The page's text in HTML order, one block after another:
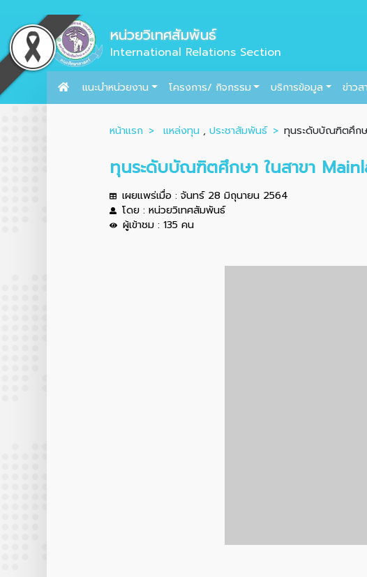
หน่วยวิเทศสัมพันธ์
International Relations Section
แนะนำหน่วยงาน โครงการ/ กิจกรรม บริการข้อมูล ข่าวส
หน้าแรก แหล่งทุน ,ประชาสัมพันธ์ ทุนระดับบัณฑิตศึกษ
ทุนระดับบัณฑิตศึกษา ในสาขา
เผยแพร่เมื่อ : จันทร์ 28 มิถุนายน 2564
โดย : หน่วยวิเทศสัมพันธ์
ผู้เข้าชม : 135 คน